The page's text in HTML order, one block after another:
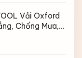
Vải Oxford
Chống Mưa,
Có Phản